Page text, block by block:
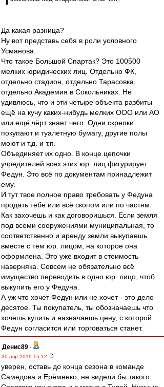
Да какая разница?
Ну вот представь себя в роли условного
Усманова.
Что такое Большой Спартак? Это 100500
мелких юридических лиц. Отдельно ФК,
отдельно стадион, отдельно Тарасовка,
отдельно Академия в Сокольниках. Не
удивлюсь, что и эти четыре объекта разбиты
ещё на кучу каких-нибудь мелких ООО или АО
или ещё чёрт знает чего. Одни скрепки
покупают и туалетную бумагу, другие полы
моют и т.д. и т.п.
Объединяет их одно. В конце цепочки
учредителей всех этих юр. лиц фигурирует
Федун. Это всё по документам принадлежит
ему.
И тут твое полное право требовать у Федуна
продать тебе или всё скопом или по частям.
Как захочешь и как договоришься. Если земля
под всеми сооружениями муниципальная, то
соответственно и аренду земли выкупаешь
вместе с тем юр. лицом, на которое она
оформлена. Это уже входит в стоимость
наверняка. Совсем не обязательно всё
имущество переводить в одно юр. лицо, чтоб
выкупить его у Федуна.
А уж что хочет Федун или не хочет - это дело
десятое. Ты покупатель, ты обозначаешь что
хочешь купить и назначаешь цену, с которой
Федун согласится или торговаться станет.
Денис89 -
30 апр 2019 15:12
уверен, оставь до конца сезона в команде
Самедова и Ерёменко, не видели бы такого